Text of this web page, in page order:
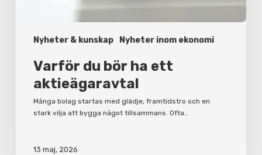
Nyheter & kunskap Nyheter inom ekonomi
Varför du bör ha ett
aktieägaravtal
Många bolag startas med glädje, framtidstro och en
stark vilja att bygga något tillsammans. Ofta…
13 maj, 2026